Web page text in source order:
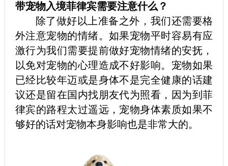
带宠物入境菲律宾需要注意什么？
除了做好以上准备之外，我们还需要格
外注意宠物的情绪。如果宠物平时容易有应
激行为我们需要提前做好宠物情绪的安抚，
以免对宠物的心理造成不好影响。宠物如果
已经比较年迈或是身体不是完全健康的话建
议还是留在国内找朋友代为照看，因为到菲
律宾的路程太过遥远，宠物身体素质如果不
够好的话对宠物本身影响也是非常大的。